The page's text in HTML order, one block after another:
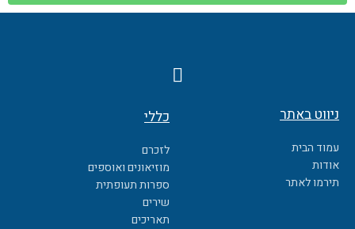
F
a
e
b
o
o
k
ניווט באתר
עמוד הבית
אודות
תירמו לאתר
כללי
לזכרם
מוזיאונים ואוספים
ספרות תעופתית
שירים
תאריכים